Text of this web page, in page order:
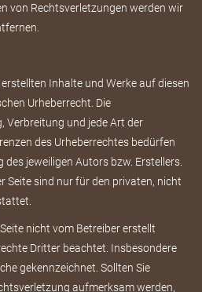
von Rechtsverletzungen werden wir
Inhalte und Werke auf diesen
Urheberrecht. Die
Verbreitung und jede Art der
des Urheberrechtes bedürfen
jeweiligen Autors bzw. Erstellers.
Seite sind nur für den privaten, nicht
nicht vom Betreiber erstellt
Dritter beachtet. Insbesondere
gekennzeichnet. Sollten Sie
aufmerksam werden,